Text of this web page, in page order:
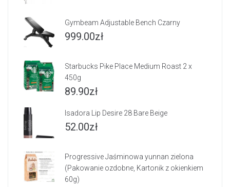
Gymbeam Adjustable Bench Czarny
999.00zł
Starbucks Pike Place Medium Roast 2 x
450g
89.90zł
Isadora Lip Desire 28 Bare Beige
52.00zł
Progressive Jaśminowa yunnan zielona
(Pakowanie ozdobne, Kartonik z okienkiem
60g)